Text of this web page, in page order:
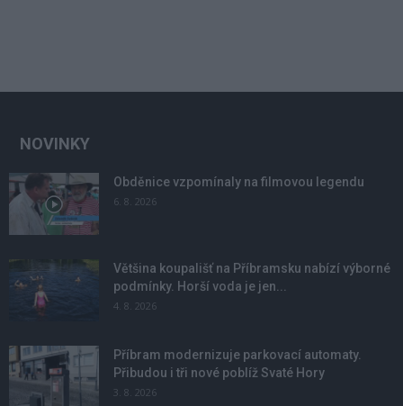
NOVINKY
Obděnice vzpomínaly na filmovou legendu
6. 8. 2026
Většina koupališť na Příbramsku nabízí výborné
podmínky. Horší voda je jen...
4. 8. 2026
Příbram modernizuje parkovací automaty.
Přibudou i tři nové poblíž Svaté Hory
3. 8. 2026